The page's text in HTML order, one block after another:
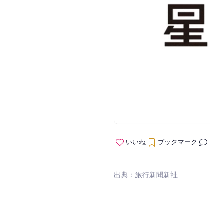
いいね ブックマーク
出典：旅行新聞新社